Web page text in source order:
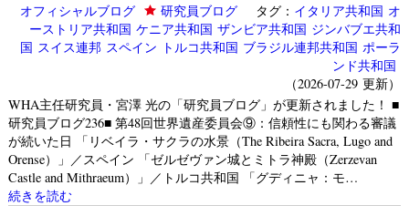
オフィシャルブログ 研究員ブログタグ： イタリア共和国 オ
ーストリア共和国 ケニア共和国 ザンビア共和国 ジンバブエ共和
国 スイス連邦 スペイン トルコ共和国 ブラジル連邦共和国 ポーラ
ンド共和国
（2026-07-29 更新）
WHA主任研究員・宮澤 光の「研究員ブログ」が更新されました！ ■
研究員ブログ236■ 第48回世界遺産委員会⑨：信頼性にも関わる審議
が続いた日 「リベイラ・サクラの水景（The Ribeira Sacra, Lugo and
Orense）」／スペイン 「ゼルゼヴァン城とミトラ神殿（Zerzevan
Castle and Mithraeum）」／トルコ共和国 「グディニャ：モ…
続きを読む